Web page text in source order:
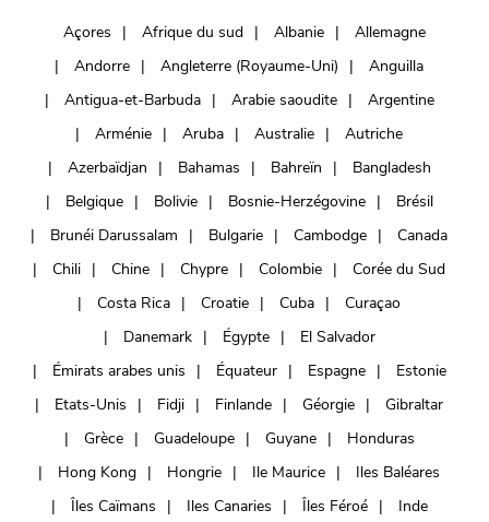
Açores Afrique du sud Albanie
Allemagne
Andorre
Angleterre (Royaume-Uni)
Anguilla
Antigua-et-Barbuda
Arabie saoudite
Argentine
Arménie
Aruba Australie
Autriche
Azerbaïdjan
Bahamas Bahreïn
Bangladesh
Belgique
Bolivie Bosnie-Herzégovine
Brésil
Brunéi Darussalam
Bulgarie Cambodge
Canada
Chili
Chine Chypre Colombie
Corée du Sud
Costa Rica
Croatie Cuba
Curaçao
Danemark
Égypte
El Salvador
Émirats arabes unis
Équateur Espagne
Estonie
Etats-Unis
Fidji Finlande Géorgie
Gibraltar
Grèce
Guadeloupe Guyane
Honduras
Hong Kong
Hongrie Ile Maurice
Iles Baléares
Îles Caïmans
Iles Canaries Îles Féroé
Inde